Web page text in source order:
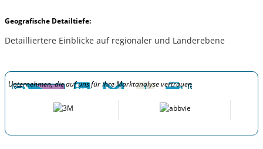
Geografische Detailtiefe:
Detailliertere Einblicke auf regionaler und Länderebene
Unternehmen, die auf uns für ihre Marktanalyse vertrauen